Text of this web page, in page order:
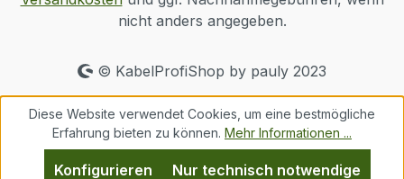
nicht anders angegeben.
© KabelProfiShop by pauly 2023
Diese Website verwendet Cookies, um eine bestmögliche
Erfahrung bieten zu können. Mehr Informationen ...
Nur technisch notwendige
Konfigurieren